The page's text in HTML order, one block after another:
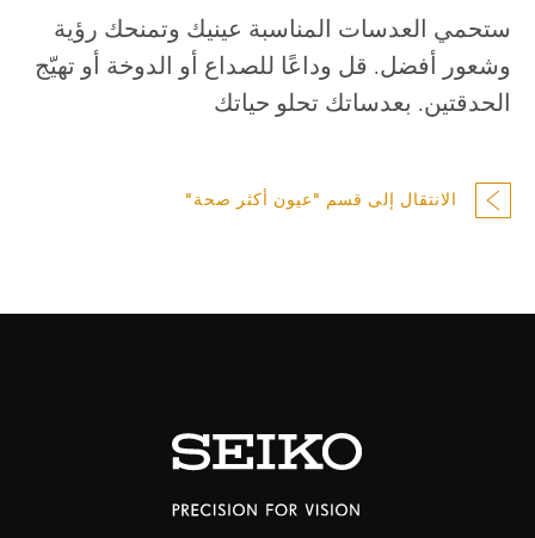
ستحمي العدسات المناسبة عينيك وتمنحك رؤية
وشعور أفضل. قل وداعًا للصداع أو الدوخة أو تهيّج
الحدقتين. بعدساتك تحلو حياتك
الانتقال إلى قسم "عيون أكثر صحة"